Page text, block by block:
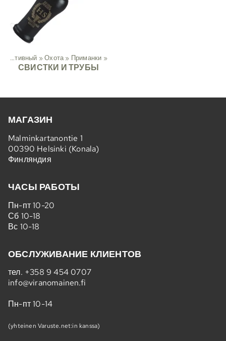
Спортивный ‪»Охота ‪» Приманки ‪»
СВИСТКИ И ТРУБЫ
МАГАЗИН
Malminkartanontie 1
00390 Helsinki (Konala)
Финляндия
ЧАСЫ РАБОТЫ
Пн-пт 10-20
Сб 10-18
Вс 10-18
ОБСЛУЖИВАНИЕ КЛИЕНТОВ
тел. +358 9 454 0707
info@viranomainen.fi
Пн-пт 10-14
(yhteinen Varuste.net:in kanssa)